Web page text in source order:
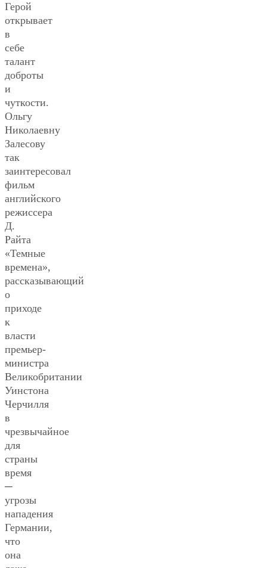
Герой
открывает
в
себе
талант
доброты
и
чуткости.
Ольгу
Николаевну
Залесову
так
заинтересовал
фильм
английского
режиссера
Д.
Райта
«Темные
времена»,
рассказывающий
о
приходе
к
власти
премьер-
министра
Великобритании
Уинстона
Черчилля
в
чрезвычайное
для
страны
время
─
угрозы
нападения
Германии,
что
она